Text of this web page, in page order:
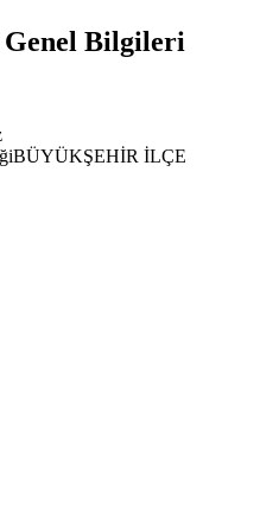
Bilgileri
BÜYÜKŞEHİR İLÇE